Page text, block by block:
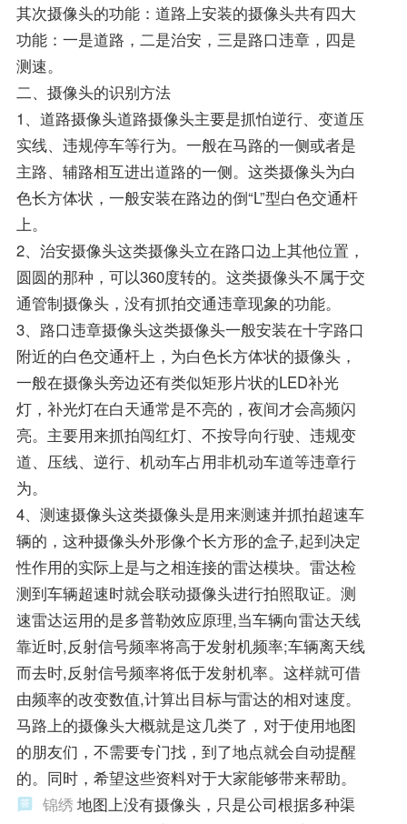
其次摄像头的功能：道路上安装的摄像头共有四大
功能：一是道路，二是治安，三是路口违章，四是
测速。
二、摄像头的识别方法
1、道路摄像头道路摄像头主要是抓怕逆行、变道压
实线、违规停车等行为。一般在马路的一侧或者是
主路、辅路相互进出道路的一侧。这类摄像头为白
色长方体状，一般安装在路边的倒“L”型白色交通杆
上。
2、治安摄像头这类摄像头立在路口边上其他位置，
圆圆的那种，可以360度转的。这类摄像头不属于交
通管制摄像头，没有抓拍交通违章现象的功能。
3、路口违章摄像头这类摄像头一般安装在十字路口
附近的白色交通杆上，为白色长方体状的摄像头，
一般在摄像头旁边还有类似矩形片状的LED补光
灯，补光灯在白天通常是不亮的，夜间才会高频闪
亮。主要用来抓拍闯红灯、不按导向行驶、违规变
道、压线、逆行、机动车占用非机动车道等违章行
为。
4、测速摄像头这类摄像头是用来测速并抓拍超速车
辆的，这种摄像头外形像个长方形的盒子,起到决定
性作用的实际上是与之相连接的雷达模块。雷达检
测到车辆超速时就会联动摄像头进行拍照取证。测
速雷达运用的是多普勒效应原理,当车辆向雷达天线
靠近时,反射信号频率将高于发射机频率;车辆离天线
而去时,反射信号频率将低于发射机率。这样就可借
由频率的改变数值,计算出目标与雷达的相对速度。
马路上的摄像头大概就是这几类了，对于使用地图
的朋友们，不需要专门找，到了地点就会自动提醒
的。同时，希望这些资料对于大家能够带来帮助。
锦绣 地图上没有摄像头，只是公司根据多种渠